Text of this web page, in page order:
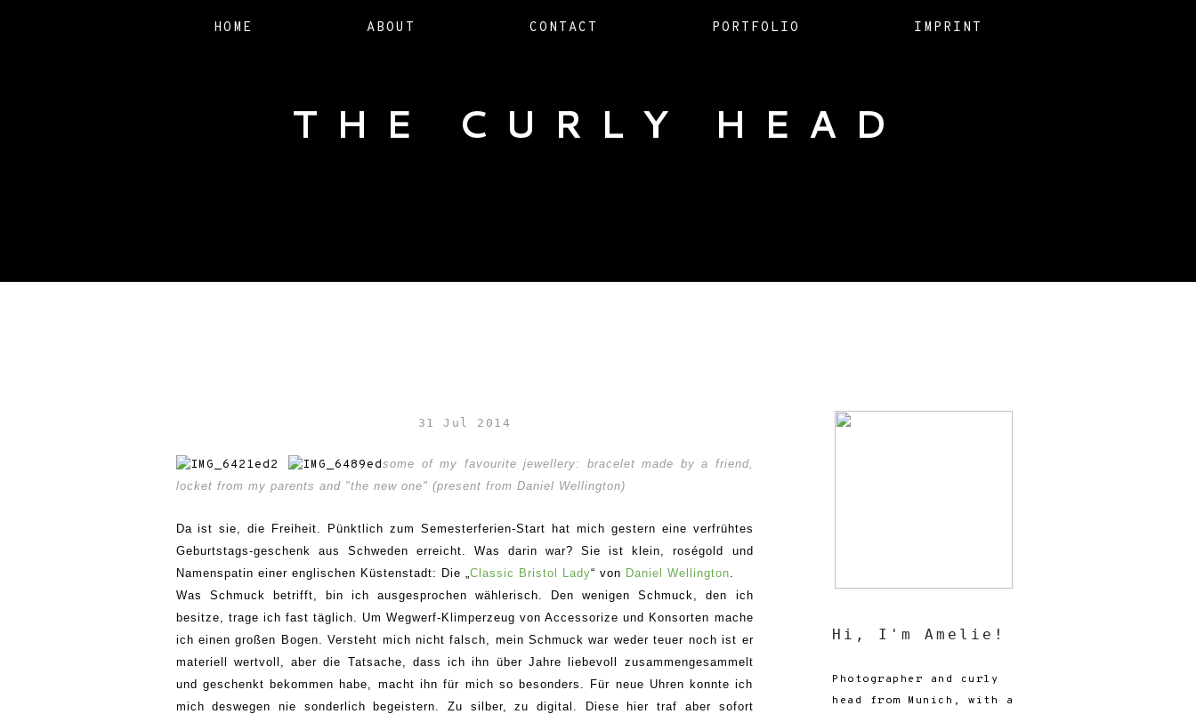
HOME ABOUT CONTACT PORTFOLIO IMPRINT
THE CURLY HEAD
31 Jul 2014
some of my favourite jewellery: bracelet made by a friend,
locket from my parents and "the new one" (present from Daniel Wellington)
Da ist sie, die Freiheit. Pünktlich zum Semesterferien-Start hat mich gestern eine verfrühtes
Geburtstags-geschenk aus Schweden erreicht. Was darin war? Sie ist klein, roségold und
Namenspatin einer englischen Küstenstadt: Die „ Classic Bristol Lady“ von Daniel Wellington
Was Schmuck betrifft, bin ich ausgesprochen wählerisch. Den wenigen Schmuck, den ich
besitze, trage ich fast täglich. Um Wegwerf-Klimperzeug von Accessorize und Konsorten mache
ich einen großen Bogen. Versteht mich nicht falsch, mein Schmuck war weder teuer noch ist er
materiell wertvoll, aber die Tatsache, dass ich ihn über Jahre liebevoll zusammengesammelt
und geschenkt bekommen habe, macht ihn für mich so besonders. Für neue Uhren konnte ich
mich deswegen nie sonderlich begeistern. Zu silber, zu digital. Diese hier traf aber sofort
Hi, I'm Amelie!
Photographer and curly
head from Munich, with a